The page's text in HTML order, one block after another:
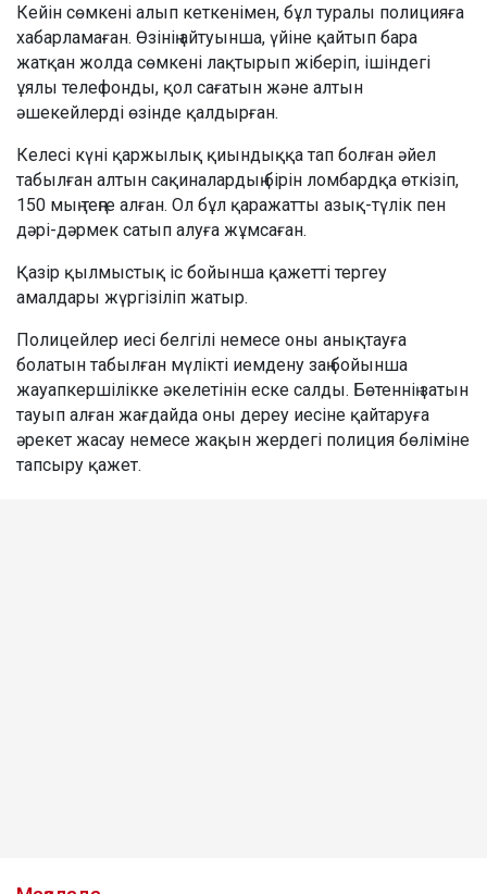
Кейін сөмкені алып кеткенімен, бұл туралы полицияға
хабарламаған. Өзінің айтуынша, үйіне қайтып бара
жатқан жолда сөмкені лақтырып жіберіп, ішіндегі
ұялы телефонды, қол сағатын және алтын
әшекейлерді өзінде қалдырған.
Келесі күні қаржылық қиындыққа тап болған әйел
табылған алтын сақиналардың бірін ломбардқа өткізіп,
150 мың теңге алған. Ол бұл қаражатты азық-түлік пен
дәрі-дәрмек сатып алуға жұмсаған.
Қазір қылмыстық іс бойынша қажетті тергеу
амалдары жүргізіліп жатыр.
Полицейлер иесі белгілі немесе оны анықтауға
болатын табылған мүлікті иемдену заң бойынша
жауапкершілікке әкелетінін еске салды. Бөтеннің затын
тауып алған жағдайда оны дереу иесіне қайтаруға
әрекет жасау немесе жақын жердегі полиция бөліміне
тапсыру қажет.